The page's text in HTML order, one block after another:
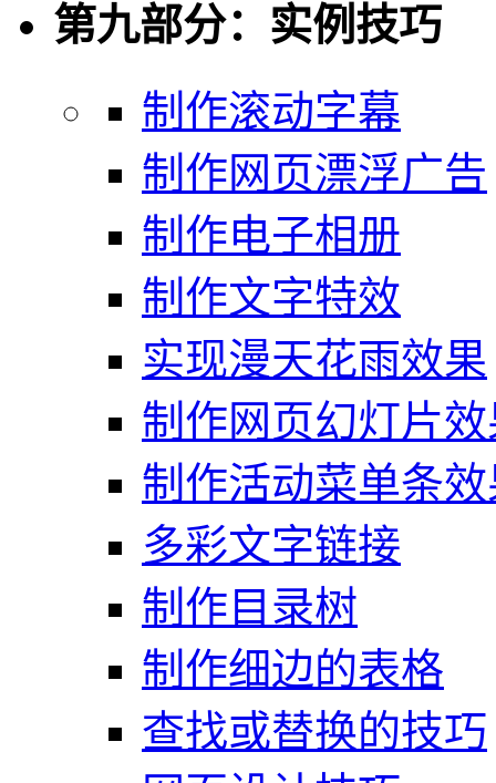
第九部分：实例技巧
制作滚动字幕
制作网页漂浮广告
制作电子相册
制作文字特效
实现漫天花雨效果
制作网页幻灯片
制作活动菜单条
多彩文字链接
制作目录树
制作细边的表格
查找或替换的技巧